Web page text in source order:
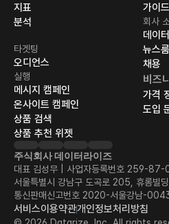
타겟팅
오디언스
지표
분석
실행
메시지 캠페인
온사이트 캠페인
상품 추천 위젯
상품 검색
가이드
회사
데이
뉴스룸
채용
비즈
가격
도입
주식회사 데이터라이즈
대표 김성무 | 사업자등록번호 259-
서울특별시 강남구 도곡로 205, 휴롬
통신판매신고번호 2020-서울강남-
서비스이용약관개인정보처리방침